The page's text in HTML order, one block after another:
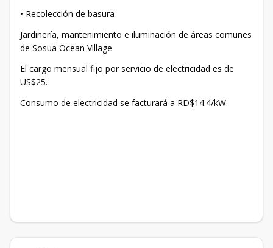
• Recolección de basura
Jardinería, mantenimiento e iluminación de áreas comunes
de Sosua Ocean Village
El cargo mensual fijo por servicio de electricidad es de
US$25.
Consumo de electricidad se facturará a RD$14.4/kW.